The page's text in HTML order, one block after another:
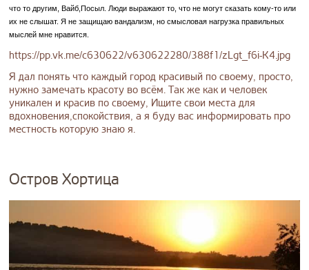
что то другим, Вайб,Посыл. Люди выражают то, что не могут сказать кому-то или
их не слышат. Я не защищаю вандализм, но смысловая нагрузка правильных
мыслей мне нравится.
https://pp.vk.me/c630622/v630622280/388f1/zLgt_f6i-K4.jpg
Я дал понять что каждый город красивый по своему, просто,
нужно замечать красоту во всём. Так же как и человек
уникален и красив по своему, Ищите свои места для
вдохновения,спокойствия, а я буду вас информировать про
местность которую знаю я.
Остров Хортица